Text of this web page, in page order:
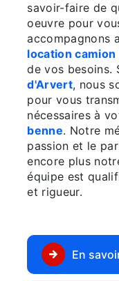
savoir-faire de
oeuvre pour
accompagnons
location camion
de vos besoins.
d'Arvert, nous
pour vous
nécessaires à
benne. Notre
passion et le
encore plus
équipe est
et rigueur.
En